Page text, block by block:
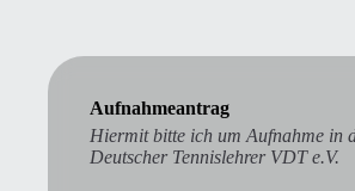
Aufnahmeantrag
Hiermit bitte ich um Aufnahme in
Deutscher Tennislehrer VDT e.V.